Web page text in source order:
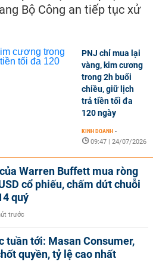
Bộ Công an tiếp tục xử
PNJ chỉ mua lại
vàng, kim cương
trong 2h buổi
chiều, giữ lịch
trả tiền tối đa
120 ngày
KINH DOANH -
09:47 | 24/07/2026
Warren Buffett mua ròng
cổ phiếu, chấm dứt chuỗi
quý
trước
tuần tới: Masan Consumer,
quyền, tỷ lệ cao nhất